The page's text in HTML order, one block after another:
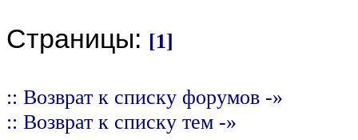
Страницы: [1]
:: Возврат к списку форумов -»
:: Возврат к списку тем -»